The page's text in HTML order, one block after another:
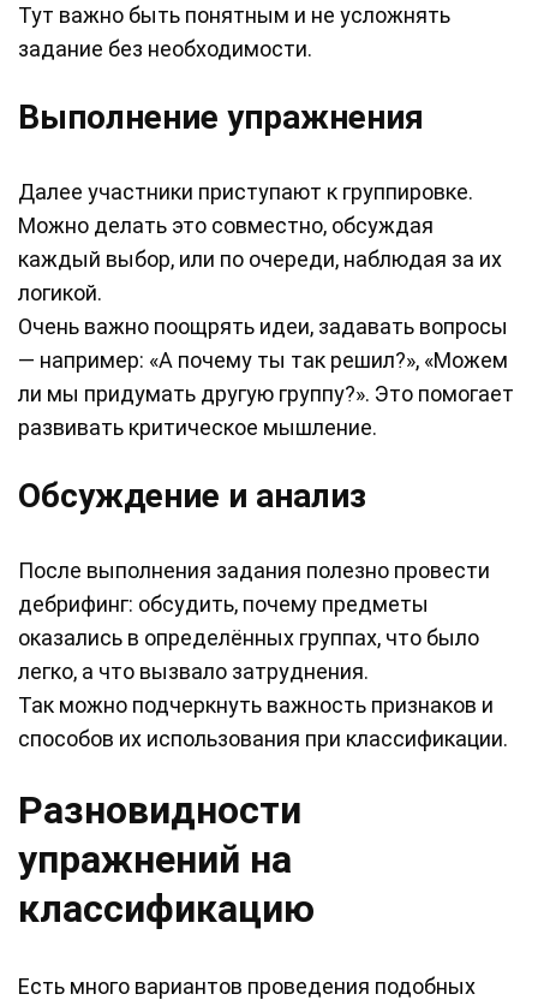
Тут важно быть понятным и не усложнять
задание без необходимости.
Выполнение упражнения
Далее участники приступают к группировке.
Можно делать это совместно, обсуждая
каждый выбор, или по очереди, наблюдая за их
логикой.
Очень важно поощрять идеи, задавать вопросы
— например: «А почему ты так решил?», «Можем
ли мы придумать другую группу?». Это помогает
развивать критическое мышление.
Обсуждение и анализ
После выполнения задания полезно провести
дебрифинг: обсудить, почему предметы
оказались в определённых группах, что было
легко, а что вызвало затруднения.
Так можно подчеркнуть важность признаков и
способов их использования при классификации.
Разновидности
упражнений на
классификацию
Есть много вариантов проведения подобных